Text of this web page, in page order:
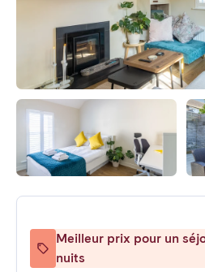
Meilleur prix pour un
nuits